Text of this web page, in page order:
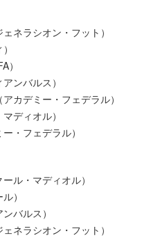
ネラシオン・フット）
）
ンバルス）
カデミー・フェデラル）
ディオル）
・フェデラル）
ル・マディオル）
）
バルス）
ネラシオン・フット）